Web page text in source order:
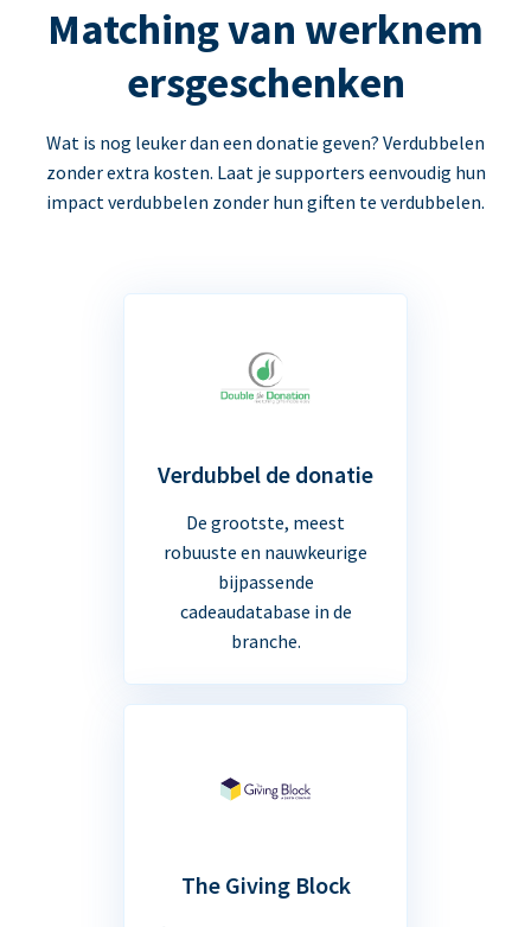
Matching van werknem
ersgeschenken
Wat is nog leuker dan een donatie geven? Verdubbelen
zonder extra kosten. Laat je supporters eenvoudig hun
impact verdubbelen zonder hun giften te verdubbelen.
Verdubbel de donatie
De grootste, meest
robuuste en nauwkeurige
bijpassende
cadeaudatabase in de
branche.
The Giving Block